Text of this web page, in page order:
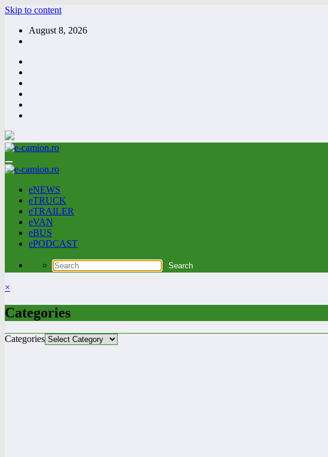
Skip to content
August 8, 2026
eNEWS
eTRUCK
eTRAILER
eVAN
eBUS
ePODCAST
×
Categories
Categories